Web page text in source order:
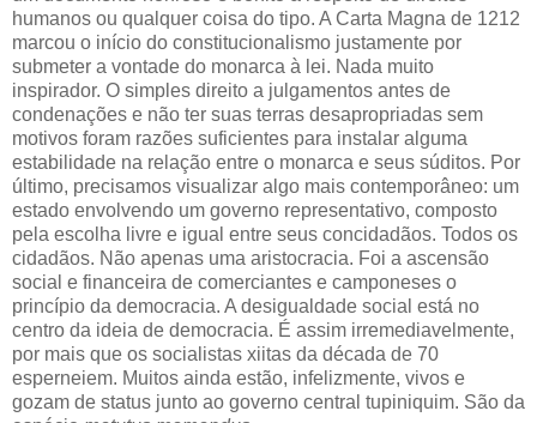
humanos ou qualquer coisa do tipo. A Carta Magna de 1212
marcou o início do constitucionalismo justamente por
submeter a vontade do monarca à lei. Nada muito
inspirador. O simples direito a julgamentos antes de
condenações e não ter suas terras desapropriadas sem
motivos foram razões suficientes para instalar alguma
estabilidade na relação entre o monarca e seus súditos. Por
último, precisamos visualizar algo mais contemporâneo: um
estado envolvendo um governo representativo, composto
pela escolha livre e igual entre seus concidadãos. Todos os
cidadãos. Não apenas uma aristocracia. Foi a ascensão
social e financeira de comerciantes e camponeses o
princípio da democracia. A desigualdade social está no
centro da ideia de democracia. É assim irremediavelmente,
por mais que os socialistas xiitas da década de 70
esperneiem. Muitos ainda estão, infelizmente, vivos e
gozam de status junto ao governo central tupiniquim. São da